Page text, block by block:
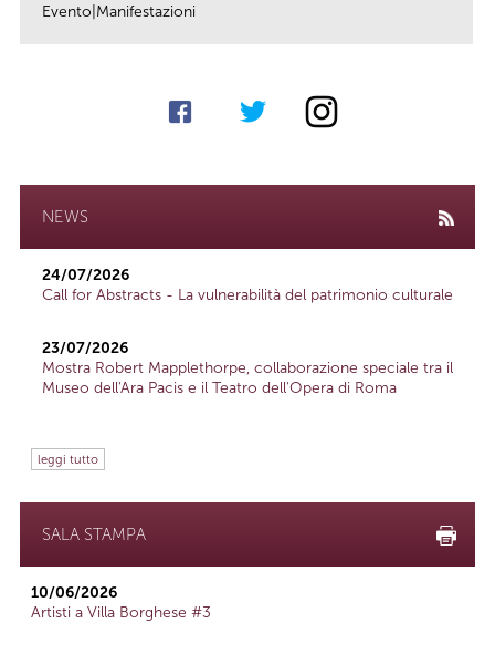
Evento|Manifestazioni
NEWS
24/07/2026
Call for Abstracts - La vulnerabilità del patrimonio culturale
23/07/2026
Mostra Robert Mapplethorpe, collaborazione speciale tra il
Museo dell'Ara Pacis e il Teatro dell'Opera di Roma
leggi tutto
SALA STAMPA
10/06/2026
Artisti a Villa Borghese #3